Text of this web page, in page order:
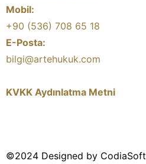
Mobil:
+90 (536) 708 65 18
E-Posta:
bilgi@artehukuk.com
KVKK Aydınlatma Metni
©2024 Designed by CodiaSoft